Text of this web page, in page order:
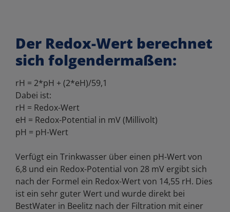
Der Redox-Wert berechnet
sich folgendermaßen:
rH = 2*pH + (2*eH)/59,1
Dabei ist:
rH = Redox-Wert
eH = Redox-Potential in mV (Millivolt)
pH = pH-Wert
Verfügt ein Trinkwasser über einen pH-Wert von
6,8 und ein Redox-Potential von 28 mV ergibt sich
nach der Formel ein Redox-Wert von 14,55 rH. Dies
ist ein sehr guter Wert und wurde direkt bei
BestWater in Beelitz nach der Filtration mit einer